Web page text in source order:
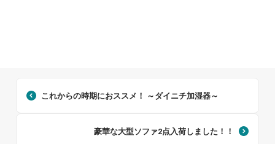
これからの時期におススメ！ ～ダイニチ加湿器～
豪華な大型ソファ2点入荷しました！！